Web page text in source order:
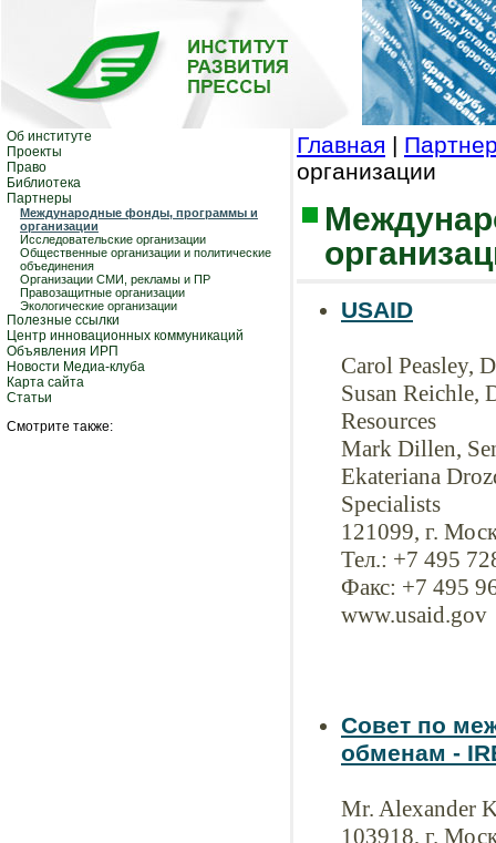
Об институте
Проекты
Право
Библиотека
Партнеры
Международные фонды, программы и
организации
Исследовательские организации
Общественные организации и политические
объединения
Организации СМИ, рекламы и ПР
Правозащитные организации
Экологические организации
Полезные ссылки
Центр инновационных коммуникаций
Объявления ИРП
Новости Медиа-клуба
Карта сайта
Статьи
Смотрите также:
Главная |
организации
USAID
Carol Peasley,
Susan Reichle,
Resources
Mark Dillen,
Ekateriana
Specialists
121099, г.
Тел.: +7 495
Факс: +7 495
www.usaid.gov
Совет по
обменам -
Mr. Alexander
103918, г.